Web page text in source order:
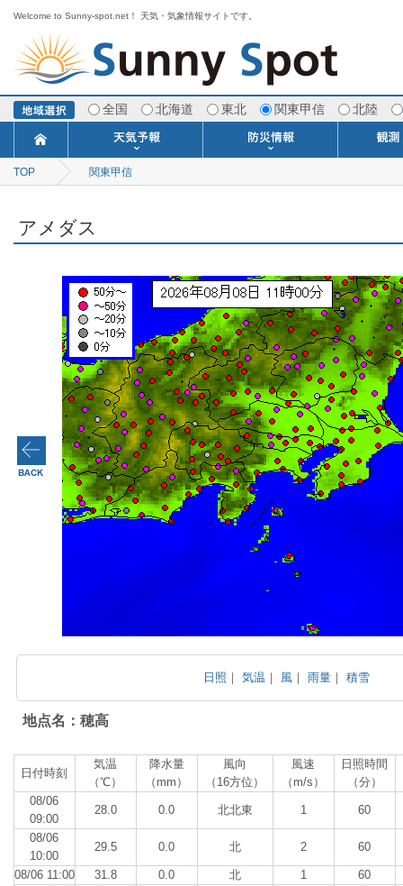
Welcome to Sunny-spot.net！ 天気・気象情報サイトです。
全国 北海道 東北 関東甲信 北陸
TOPICS
分布予報
今日明日の天気
ポイント予報
週間天気予報
1ヶ月予報
3ヶ月予報
寒・暖候期予報
世界の天気
海上予報
TOP 関東甲信
アメダス
日照 ｜気温 ｜ 風 ｜雨量 ｜積雪
地点名：穂高
日付時刻
気温
（℃）
降水量
（mm）
風向
（16方位）
風速
（m/s）
日照時間
（分）
08/06
09:00
28.0 0.0 北北東 1 60
08/06
10:00
29.5 0.0 北 2 60
08/06 11:00 31.8 0.0 北 1
60